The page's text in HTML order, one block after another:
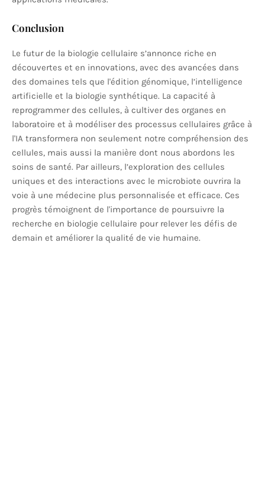
Conclusion
Le futur de la biologie cellulaire s’annonce riche en
découvertes et en innovations, avec des avancées dans
des domaines tels que l'édition génomique, l’intelligence
artificielle et la biologie synthétique. La capacité à
reprogrammer des cellules, à cultiver des organes en
laboratoire et à modéliser des processus cellulaires grâce à
l'IA transformera non seulement notre compréhension des
cellules, mais aussi la manière dont nous abordons les
soins de santé. Par ailleurs, l’exploration des cellules
uniques et des interactions avec le microbiote ouvrira la
voie à une médecine plus personnalisée et efficace. Ces
progrès témoignent de l'importance de poursuivre la
recherche en biologie cellulaire pour relever les défis de
demain et améliorer la qualité de vie humaine.